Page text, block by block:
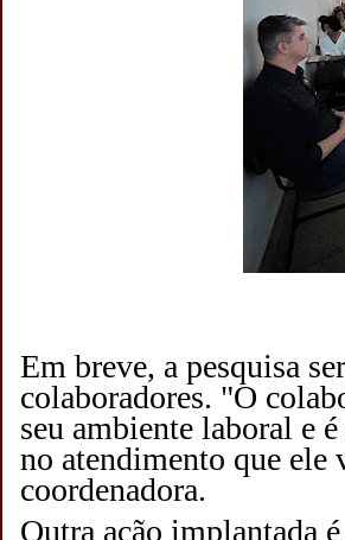
Em breve, a pesquisa
colaboradores. "O
seu ambiente laboral e
no atendimento que ele
coordenadora.
Outra ação implantada